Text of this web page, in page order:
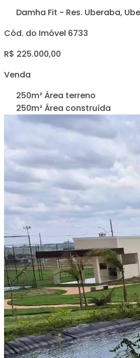
Damha Fit - Res. Uberaba,
Cód. do Imóvel 6733
R$ 225.000,00
Venda
250m² Área terreno
250m² Área construída